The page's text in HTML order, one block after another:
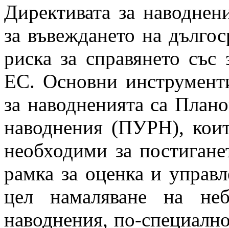
Директивата за
за въвеждането на
риска за справянето
ЕС. Основни
за наводненията са
наводнения (ПУРН),
необходими за
рамка за оценка и
цел намаляване на
наводнения, по-